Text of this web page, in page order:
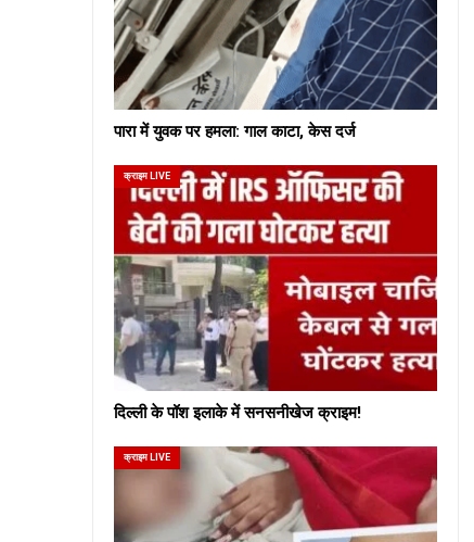
पारा में युवक पर हमला: गाल काटा, केस दर्ज
क्राइम LIVE
दिल्ली के पॉश इलाके में सनसनीखेज क्राइम!
क्राइम LIVE